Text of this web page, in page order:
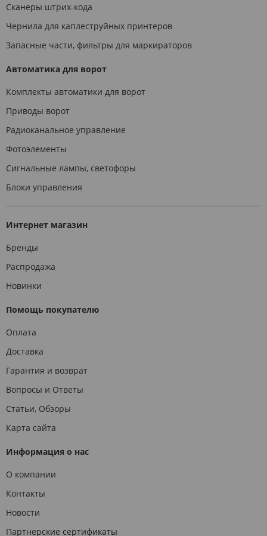
Сканеры штрих-кода
Чернила для каплеструйных принтеров
Запасные части, фильтры для маркираторов
Автоматика для ворот
Комплекты автоматики для ворот
Приводы ворот
Радиоканальное управление
Фотоэлементы
Сигнальные лампы, светофоры
Блоки управления
Интернет магазин
Бренды
Распродажа
Новинки
Помощь покупателю
Оплата
Доставка
Гарантия и возврат
Вопросы и Ответы
Статьи, Обзоры
Карта сайта
Информация о нас
О компании
Контакты
Новости
Партнерские сертификаты